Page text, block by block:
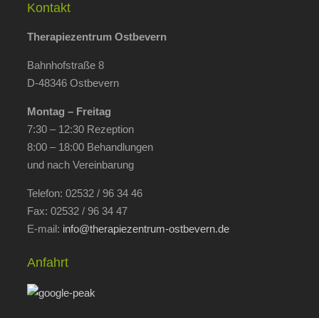
Kontakt
Therapiezentrum Ostbevern
Bahnhofstraße 8
D-48346 Ostbevern
Montag – Freitag
7:30 – 12:30 Rezeption
8:00 – 18:00 Behandlungen
und nach Vereinbarung
Telefon: 02532 / 96 34 46
Fax: 02532 / 96 34 47
E-mail: info@therapiezentrum-ostbevern.de
Anfahrt